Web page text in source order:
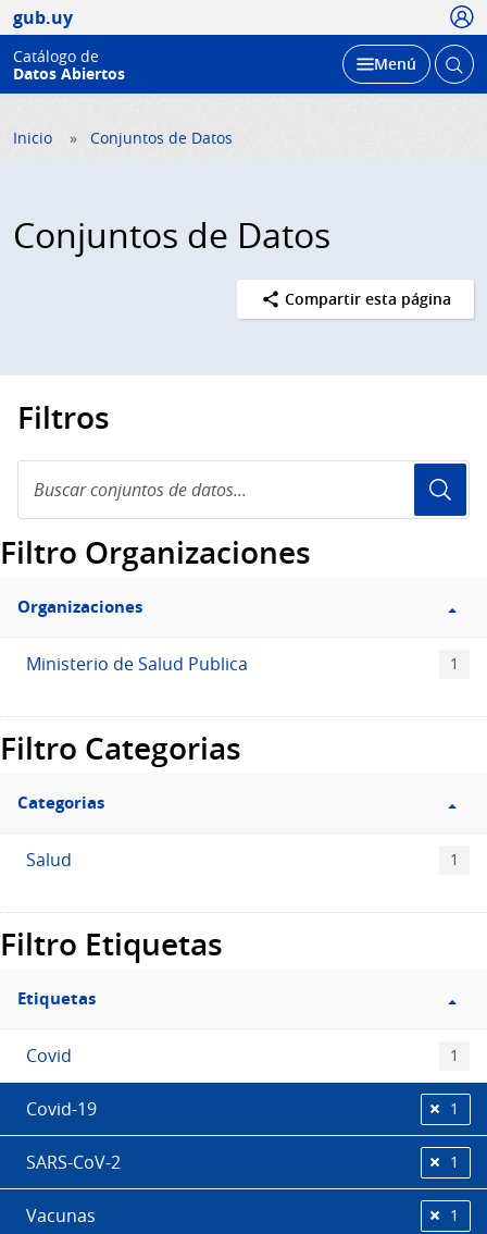
gub.uy
Catálogo de
Datos Abiertos
Desplegar
Menú Abrir
Inicio Conjuntos de Datos
Conjuntos de Datos
Compartir esta página
Filtros
conjuntos
de
datos...
Filtro Organizaciones
Organizaciones
Ministerio de Salud Publica 1
Filtro Categorias
Categorias
Salud 1
Filtro Etiquetas
Etiquetas
Covid 1
Covid-19 1
SARS-CoV-2 1
Vacunas 1